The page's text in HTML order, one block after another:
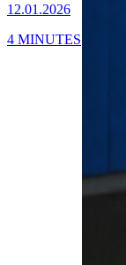
12.01.2026
4 MINUTES